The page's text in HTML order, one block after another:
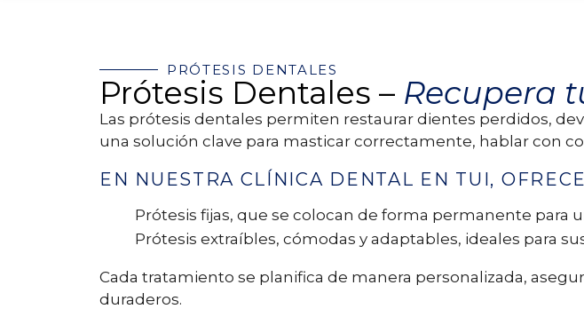
PRÓTESIS DENTALES
Prótesis Dentales – Recupera
Las prótesis dentales permiten restaurar dientes perdidos,
una solución clave para masticar correctamente, hablar con
EN NUESTRA CLÍNICA DENTAL EN TUI,
Prótesis fijas, que se colocan de forma permanente para
Prótesis extraíbles, cómodas y adaptables, ideales para
Cada tratamiento se planifica de manera personalizada,
duraderos.